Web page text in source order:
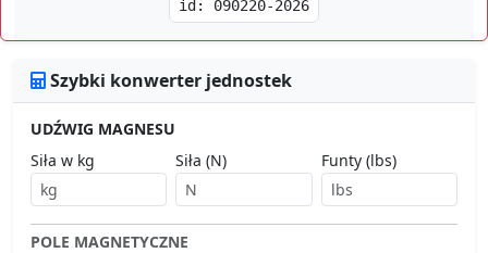
id: 090220-2026
Szybki konwerter jednostek
UDŹWIG MAGNESU
Siła w kg
Siła (N) Funty (lbs)
POLE MAGNETYCZNE